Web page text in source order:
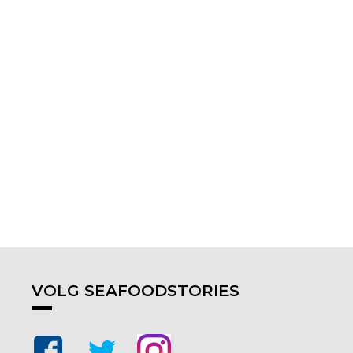
VOLG SEAFOODSTORIES